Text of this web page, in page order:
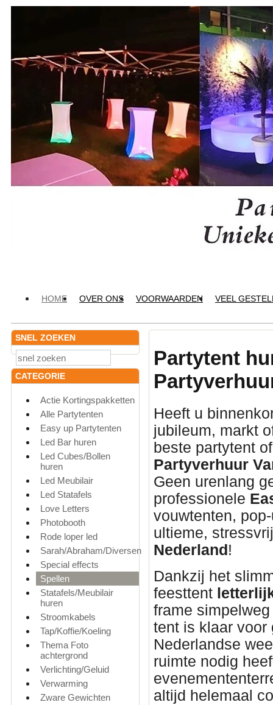
HOME OVER ONS VOORWAARDEN VEEL
SNEL ZOEKEN
CATEGORIE
Actie Kortingspakketten
Alle Partytenten
Easy up Partytenten
Led Bar huren
Led Cubes/Bollen
huren
Led Meubilair
Led Statafels
Love Letters
Photobooth
Rode loper led
Sarah/Abraham/Diversen
Special effects
Spellen
Statafels/Meubilair
huren
Stroomkabels
Tap/Koffie/Koeling
Thema Foto
achtergrond
Verlichting/Geluid
Verwarming
Zware Gewichten
Partytent
Heeft u
jubileum, markt
beste partytent
Partyverhuur
Geen urenlang
professionele
vouwtenten,
ultieme,
Nederland !
Dankzij het
feesttent
frame
tent is klaar voor
Nederlandse
ruimte nodig
altijd helemaal